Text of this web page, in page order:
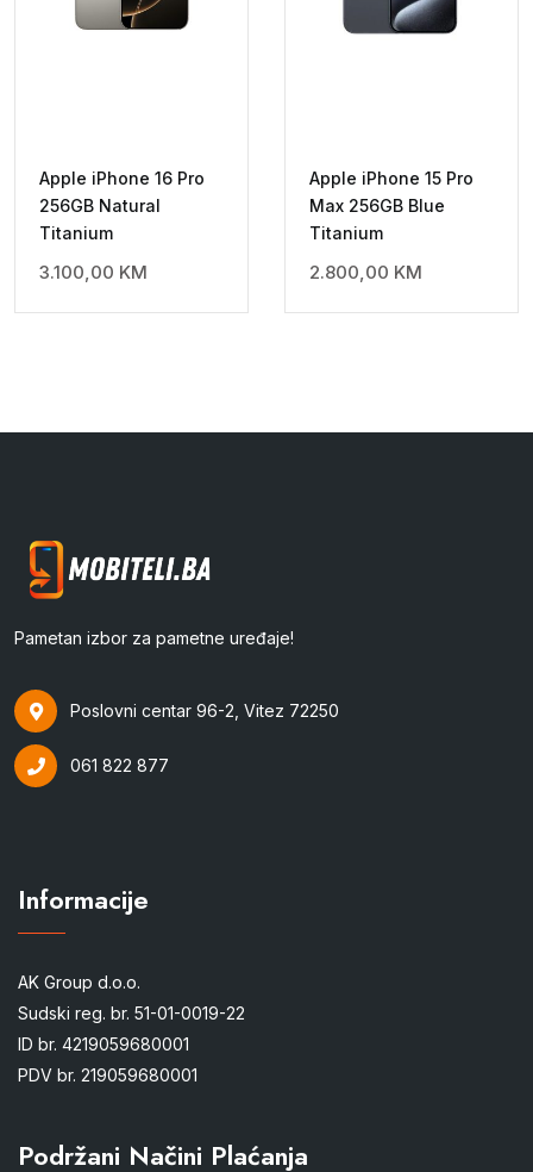
Apple iPhone 16 Pro
256GB Natural
Titanium
3.100,00 KM
Apple iPhone 15 Pro
Max 256GB Blue
Titanium
2.800,00 KM
Pametan izbor za pametne uređaje!
Poslovni centar 96-2, Vitez 72250
061 822 877
Informacije
AK Group d.o.o.
Sudski reg. br. 51-01-0019-22
ID br. 4219059680001
PDV br. 219059680001
Podržani Načini Plaćanja